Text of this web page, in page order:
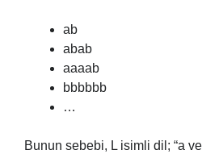
ab
abab
aaaab
bbbbbb
…
Bunun sebebi, L isimli dil; “a